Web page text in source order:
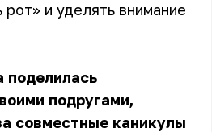
и уделять внимание
поделилась
подругами,
совместные каникулы